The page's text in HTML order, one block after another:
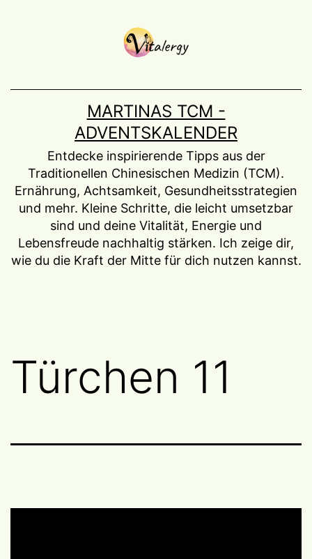
MARTINAS TCM -
ADVENTSKALENDER
Entdecke inspirierende Tipps aus der
Traditionellen Chinesischen Medizin (TCM).
Ernährung, Achtsamkeit, Gesundheitsstrategien
und mehr. Kleine Schritte, die leicht umsetzbar
sind und deine Vitalität, Energie und
Lebensfreude nachhaltig stärken. Ich zeige dir,
wie du die Kraft der Mitte für dich nutzen kannst.
Türchen 11